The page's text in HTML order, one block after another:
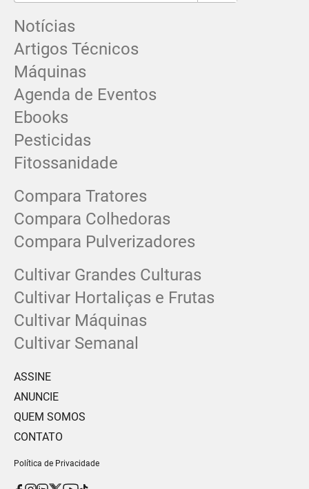
Notícias
Artigos Técnicos
Máquinas
Agenda de Eventos
Ebooks
Pesticidas
Fitossanidade
Compara Tratores
Compara Colhedoras
Compara Pulverizadores
Cultivar Grandes Culturas
Cultivar Hortaliças e Frutas
Cultivar Máquinas
Cultivar Semanal
ASSINE
ANUNCIE
QUEM SOMOS
CONTATO
Política de Privacidade